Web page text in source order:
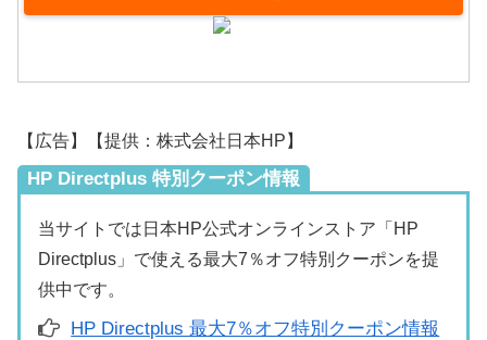
【広告】【提供：株式会社日本HP】
HP Directplus 特別クーポン情報
当サイトでは日本HP公式オンラインストア「HP
Directplus」で使える最大7％オフ特別クーポンを提
供中です。
HP Directplus 最大7％オフ特別クーポン情報